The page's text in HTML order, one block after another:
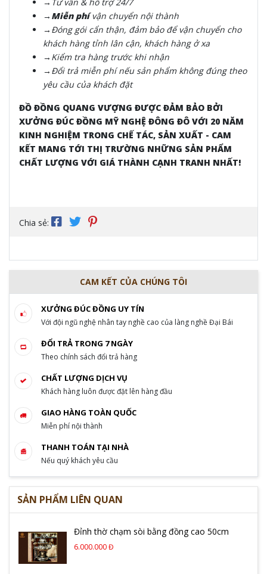
→Miễn phívận chuyển nội thành
→Đóng gói cẩn thận, đảm bảo để vận chuyển cho
khách hàng tỉnh lân cận, khách hàng ở xa
→Kiểm tra hàng trước khi nhận
→Đổi trả miễn phí nếu sản phẩm không đúng theo
yêu cầu của khách đặt
ĐỒ ĐỒNG QUANG VƯỢNG ĐƯỢC ĐẢM BẢO BỞI
XƯỞNG ĐÚC ĐỒNG MỸ NGHỆ ĐÔNG ĐÔ VỚI 20 NĂM
KINH NGHIỆM TRONG CHẾ TÁC, SẢN XUẤT - CAM
KẾT MANG TỚI THỊ TRƯỜNG NHỮNG SẢN PHẨM
CHẤT LƯỢNG VỚI GIÁ THÀNH CẠNH TRANH NHẤT!
Chia sẻ:
CAM KẾT CỦA CHÚNG TÔI
XƯỞNG ĐÚC ĐỒNG UY TÍN
Với đội ngũ nghệ nhân tay nghề cao của làng nghề Đại Bái
ĐỔI TRẢ TRONG 7 NGÀY
Theo chính sách đổi trả hàng
CHẤT LƯỢNG DỊCH VỤ
Khách hàng luôn được đặt lên hàng đầu
GIAO HÀNG TOÀN QUỐC
Miễn phí nội thành
THANH TOÁN TẠI NHÀ
Nếu quý khách yêu cầu
SẢN PHẨM LIÊN QUAN
Đỉnh thờ chạm sòi bằng đồng cao 50cm
6.000.000 Đ